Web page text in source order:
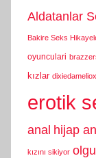
Aldatanlar
Bakire Seks
oyunculari
kızlar
erotik
anal hijap
kızını sikiyor